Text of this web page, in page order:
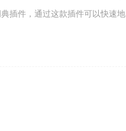
插件，通过这款插件可以快速地